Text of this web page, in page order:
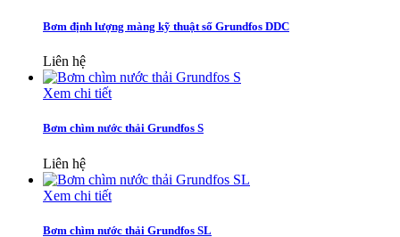
Bơm định lượng màng kỹ thuật số Grundfos DDC
Liên hệ
Xem chi tiết
Bơm chìm nước thải Grundfos S
Liên hệ
Xem chi tiết
Bơm chìm nước thải Grundfos SL